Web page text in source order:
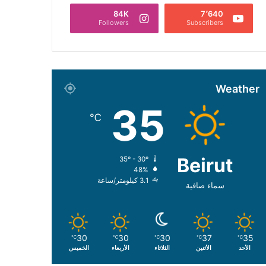
7٬640
Subscribers
84K
Followers
Weather
Beirut
سماء صافية
35
℃
48%
3.1 كيلومتر/ساعة
35
℃
الأحد
37
℃
الأثنين
30
℃
الثلاثاء
30
℃
الأربعاء
30
℃
الخميس